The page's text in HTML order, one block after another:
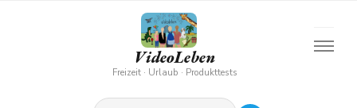
VideoLeben
Freizeit · Urlaub · Produkttests